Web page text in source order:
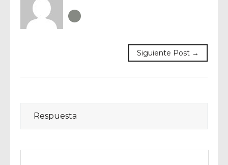
Siguiente Post →
Respuesta